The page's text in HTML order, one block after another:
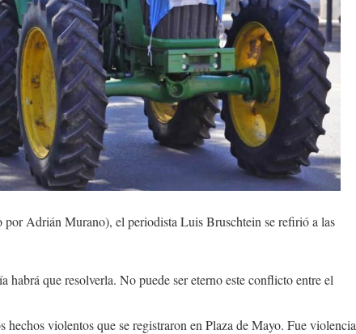
Adrián Murano), el periodista Luis Bruschtein se refirió a las
que resolverla. No puede ser eterno este conflicto entre el
hechos violentos que se registraron en Plaza de Mayo. Fue violencia